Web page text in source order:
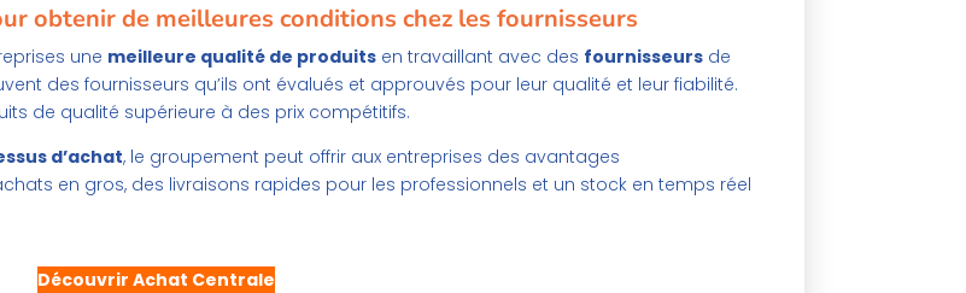
obtenir de meilleures conditions chez les fournisseurs
une meilleure qualité de produits en travaillant avec des fournisseurs de
des fournisseurs qu’ils ont évalués et approuvés pour leur qualité et leur fiabilité.
de qualité supérieure à des prix compétitifs.
d’achat, le groupement peut offrir aux entreprises des avantages
en gros, des livraisons rapides pour les professionnels et un stock en temps réel
Découvrir Achat Centrale